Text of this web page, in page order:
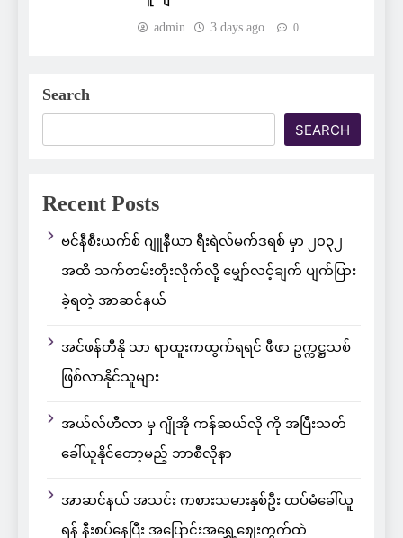
admin 3 days ago 0
Search
SEARCH
Recent Posts
ဗင်နီစီးယက်စ် ဂျူနီယာ ရီးရဲလ်မက်ဒရစ် မှာ ၂၀၃၂
အထိ သက်တမ်းတိုးလိုက်လို့ မျှော်လင့်ချက် ပျက်ပြား
ခဲ့ရတဲ့ အာဆင်နယ်
အင်ဖန်တီနို သာ ရာထူးကထွက်ရရင် ဖီဖာ ဥက္ကဋ္ဌသစ်
ဖြစ်လာနိုင်သူများ
အယ်လ်ဟီလာ မှ ဂျိုအို ကန်ဆယ်လို ကို အပြီးသတ်
ခေါ်ယူနိုင်တော့မည့် ဘာစီလိုနာ
အာဆင်နယ် အသင်း ကစားသမားနှစ်ဦး ထပ်မံခေါ်ယူ
ရန် နီးစပ်နေပြီး အပြောင်းအရွှေ့ဈေးကွက်ထဲ